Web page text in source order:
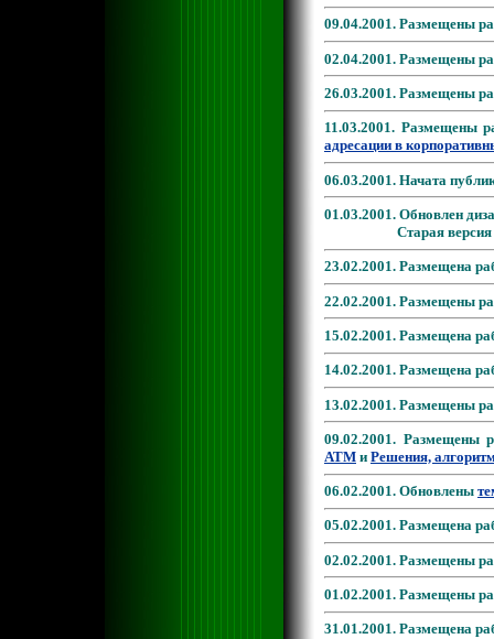
09.04.2001. Размещены
02.04.2001. Размещены
26.03.2001. Размещены
11.03.2001. Размещены
адресации в
06.03.2001. Начата
01.03.2001. Обновлен
Старая версия
23.02.2001. Размещена
22.02.2001. Размещены
15.02.2001. Размещена
14.02.2001. Размещена
13.02.2001. Размещены
09.02.2001. Размещены
ATM и Решения,
06.02.2001. Обновлены
05.02.2001. Размещена
02.02.2001. Размещены
01.02.2001. Размещены
31.01.2001. Размещена